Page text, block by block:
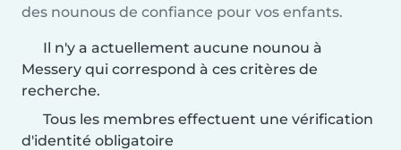
des nounous de confiance pour vos enfants.
Il n'y a actuellement aucune nounou à
Messery qui correspond à ces critères de
recherche.
Tous les membres effectuent une vérification
d'identité obligatoire